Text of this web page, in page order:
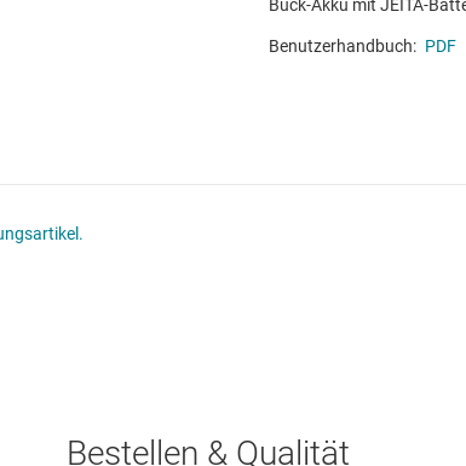
Buck-Akku mit JEITA-
Benutzerhandbuch: PDF
Bestellen & Qualität